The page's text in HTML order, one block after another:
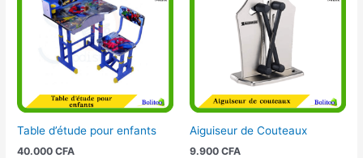
Table d’étude pour enfants
40.000CFA
Aiguiseur de Couteaux
9.900 CFA